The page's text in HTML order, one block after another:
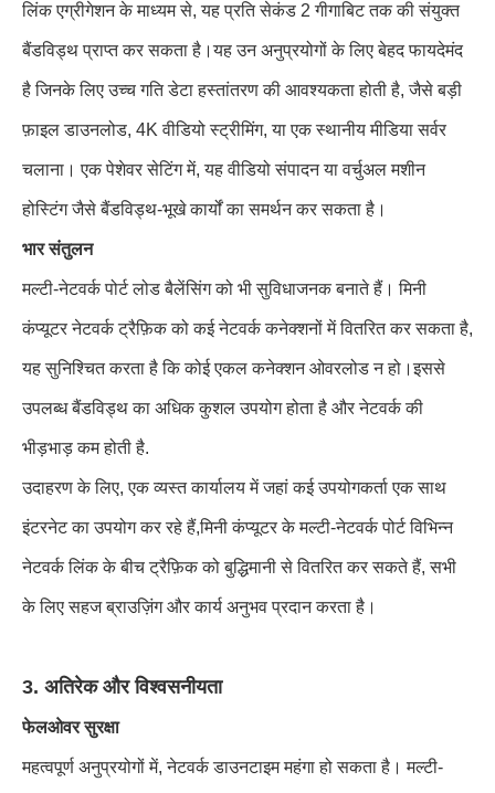
लिंक एग्रीगेशन के माध्यम से, यह प्रति सेकंड 2 गीगाबिट तक की संयुक्त
बैंडविड्थ प्राप्त कर सकता है।यह उन अनुप्रयोगों के लिए बेहद फायदेमंद
है जिनके लिए उच्च गति डेटा हस्तांतरण की आवश्यकता होती है, जैसे बड़ी
फ़ाइल डाउनलोड, 4K वीडियो स्ट्रीमिंग, या एक स्थानीय मीडिया सर्वर
चलाना। एक पेशेवर सेटिंग में, यह वीडियो संपादन या वर्चुअल मशीन
होस्टिंग जैसे बैंडविड्थ-भूखे कार्यों का समर्थन कर सकता है।
भार संतुलन
मल्टी-नेटवर्क पोर्ट लोड बैलेंसिंग को भी सुविधाजनक बनाते हैं। मिनी
कंप्यूटर नेटवर्क ट्रैफ़िक को कई नेटवर्क कनेक्शनों में वितरित कर सकता है,
यह सुनिश्चित करता है कि कोई एकल कनेक्शन ओवरलोड न हो।इससे
उपलब्ध बैंडविड्थ का अधिक कुशल उपयोग होता है और नेटवर्क की
भीड़भाड़ कम होती है.
उदाहरण के लिए, एक व्यस्त कार्यालय में जहां कई उपयोगकर्ता एक साथ
इंटरनेट का उपयोग कर रहे हैं,मिनी कंप्यूटर के मल्टी-नेटवर्क पोर्ट विभिन्न
नेटवर्क लिंक के बीच ट्रैफ़िक को बुद्धिमानी से वितरित कर सकते हैं, सभी
के लिए सहज ब्राउज़िंग और कार्य अनुभव प्रदान करता है।
3. अतिरेक और विश्वसनीयता
फेलओवर सुरक्षा
महत्वपूर्ण अनुप्रयोगों में, नेटवर्क डाउनटाइम महंगा हो सकता है। मल्टी-